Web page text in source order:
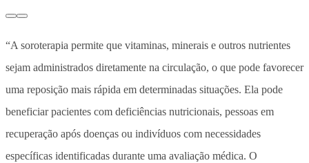
“A soroterapia permite que vitaminas, minerais e outros nutrientes
sejam administrados diretamente na circulação, o que pode favorecer
uma reposição mais rápida em determinadas situações. Ela pode
beneficiar pacientes com deficiências nutricionais, pessoas em
recuperação após doenças ou indivíduos com necessidades
específicas identificadas durante uma avaliação médica. O